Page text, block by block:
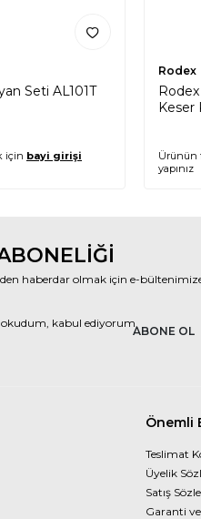
Seti AL101T
için bayi girişi
Rodex
Keser
Ürünün
yapınız
haberdar olmak için e-
ABONE OL
, okudum, kabul ediyorum.
Önemli
Teslimat
Üyelik
Satış
Garanti